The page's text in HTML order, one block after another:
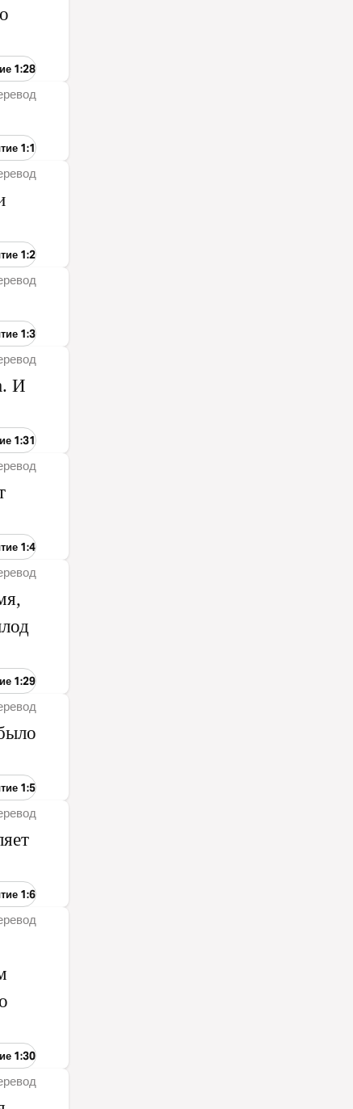
1:28
1:1
1:2
1:3
И
1:31
1:4
1:29
1:5
1:6
1:30